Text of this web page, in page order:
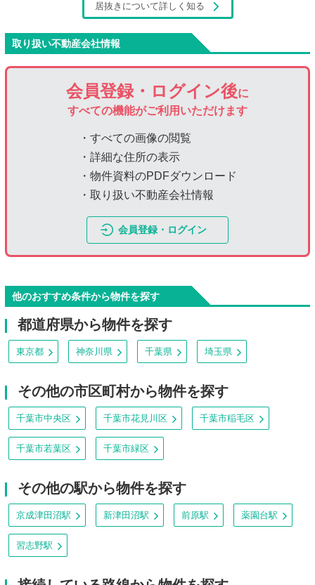
居抜きについて詳しく知る
取り扱い不動産会社情報
会員登録・ログイン後に
すべての機能がご利用いただけます
・すべての画像の閲覧
・詳細な住所の表示
・物件資料のPDFダウンロード
・取り扱い不動産会社情報
会員登録・ログイン
他のおすすめ条件から物件を探す
都道府県から物件を探す
東京都 神奈川県 千葉県 埼玉県
その他の市区町村から物件を探す
千葉市中央区 千葉市花見川区 千葉市稲毛区
千葉市若葉区 千葉市緑区
その他の駅から物件を探す
京成津田沼駅 新津田沼駅 前原駅 薬園台駅
習志野駅